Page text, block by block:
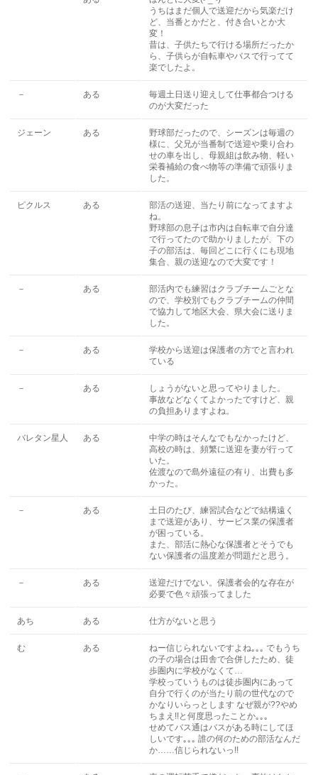
うちはまだ個人で送迎だから気楽だけ
ど、当番とかだと、付き合いとか大
変！
昔は、子供たちで行ける場所だったか
ら、子供らが自転車やバスで行ってて
楽でしたよ。
－ ある
毎週土日送り迎えして仕事都合つける
のが大変だった
ジェーン ある
野球部だったので、シーズンは毎週の
様に、父兄が当番制で送迎や乗り合わ
せの車を出し、母親組は飲み物、軽い
栄養補給の食べ物等の準備で頑張りま
した。
ピクルス ある
部活の送迎、当たり前になってますよ
ね。
野球部の息子は市内は自転車で自分達
で行ってたので助かりましたが、下の
子の部活は、毎回どこに行くにも現地
集合、親の送迎なので大変です！
－ ある
部活内でも練習はクラブチームごとな
ので、学校別でもクラブチームの仲間
で協力して地区大会、県大会に送りま
した。
－ ある
学校から送迎は保護者の方でと言われ
ている
－ ある
しょうがないと思ってやりました。
事故などなくてよかったですけど、親
の負担ありますよね。
バレタン星人 ある
中学の時はそんなでもなかったけど、
高校の時は、頻繁に送迎を妻が行って
いた。
佐渡なので島外遠征の有り、出費も多
かった。
－ ある
土日のたび、練習試合などで結構遠く
まで送迎があり、サービス業の保護者
が困っている。
また、部活に熱心な保護者とそうでも
ない保護者の温度差が問題だと思う。
－ ある
送迎だけでない。保護者会的な存在が
必要で色々頑張ってました
あち ある 仕方がないと思う
む ある
ねー信じられないですよね｡｡｡ でもうち
の子の場合は田舎で合併したため、徒
歩圏内に学校がなくて…
学校っていうものは徒歩圏内にあって
自分で行くのが当たり前の世代なので
かなりいらっとします なぜ親が??やめ
ちまえ!!と何度思ったことか｡｡｡
せめてバス通はバスがある時にしてほ
しいです｡｡｡ 誰の何のための部活なんだ
か……信じられないっ!!